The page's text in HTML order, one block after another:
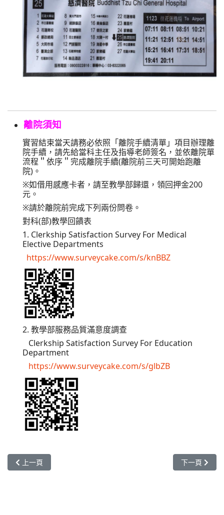
離院須知
實習結束當天請務必依照「離院手續清單」項目辦理離
院手續，請先給當科主任及指導老師簽名，並依離院單
流程＂依序＂完成離院手續(離院前三天可開始跑離
院)。
※如借用感應卡者，請至教學部歸還，領回押金200
元。
※請於離院前完成下列兩份問卷。
對科(部)教學回饋表
1. Clerkship Satisfaction Survey For Medical
Elective Departments
https://www.surveycake.com/s/knBBZ
2. 教學部服務品質滿意度調查
Clerkship Satisfaction Survey For Education
Department
https://www.surveycake.com/s/glbZB
上一篇文章: 國外見習醫學生之住宿申請及入住須知
上一頁 下一篇文章:
下一頁